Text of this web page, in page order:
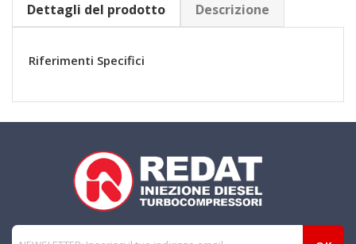
Dettagli del prodotto Descrizione
Riferimenti Specifici